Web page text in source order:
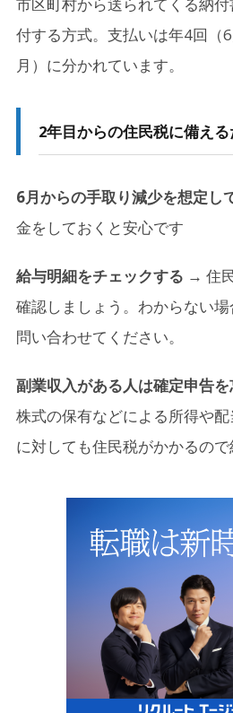
市区町村から送られてくる納
付する方式。支払いは年4回（
月）に分かれています。
2年目からの住民税に備え
6月からの手取り減少を想定し
金をしておくと安心です
給与明細をチェックする → 住
確認しましょう。わからない
問い合わせてください。
副業収入がある人は確定申告を
株式の保有などによる所得や
に対しても住民税がかかるので